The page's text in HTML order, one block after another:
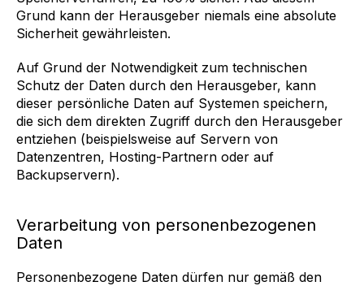
Grund kann der Herausgeber niemals eine absolute
Sicherheit gewährleisten.
Auf Grund der Notwendigkeit zum technischen
Schutz der Daten durch den Herausgeber, kann
dieser persönliche Daten auf Systemen speichern,
die sich dem direkten Zugriff durch den Herausgeber
entziehen (beispielsweise auf Servern von
Datenzentren, Hosting-Partnern oder auf
Backupservern).
Verarbeitung von personenbezogenen
Daten
Personenbezogene Daten dürfen nur gemäß den